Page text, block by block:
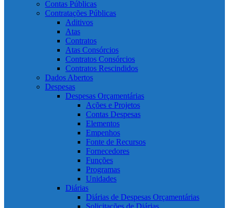
Contas Públicas
Contratações Públicas
Aditivos
Atas
Contratos
Atas Consórcios
Contratos Consórcios
Contratos Rescindidos
Dados Abertos
Despesas
Despesas Orçamentárias
Ações e Projetos
Contas Despesas
Elementos
Empenhos
Fonte de Recursos
Fornecedores
Funções
Programas
Unidades
Diárias
Diárias de Despesas Orçamentárias